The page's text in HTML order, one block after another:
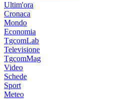
Ultim'ora
Cronaca
Mondo
Economia
TgcomLab
Televisione
TgcomMag
Video
Schede
Sport
Meteo